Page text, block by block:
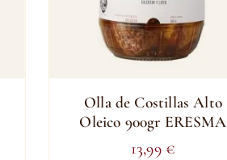
Olla de Costillas Alto
Oleico 900gr ERESMA
13,99 €